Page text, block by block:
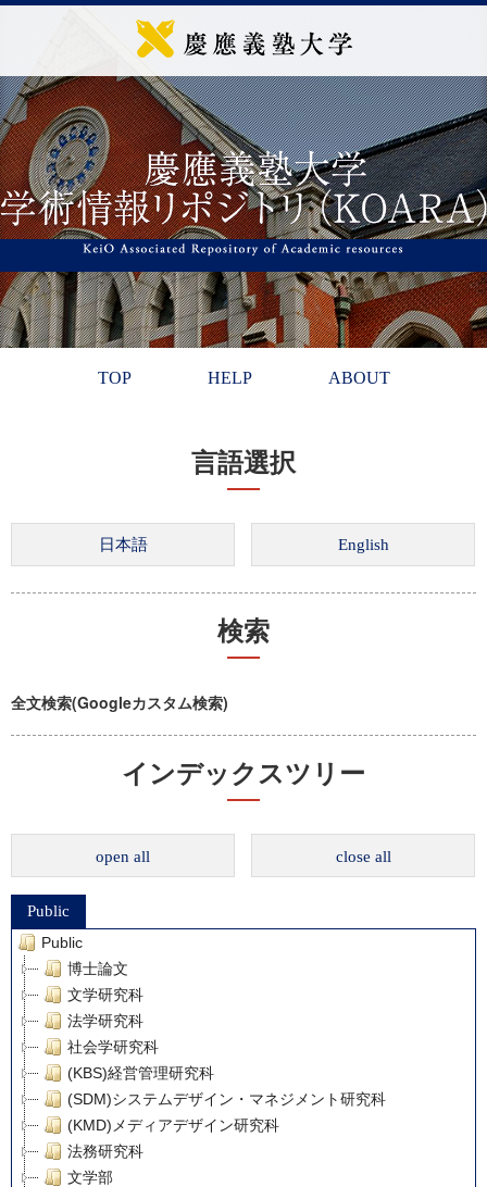
TOP HELP ABOUT
言語選択
検索
全文検索(Googleカスタム検索)
インデックスツリー
open all close all
Public
Public
博士論文
文学研究科
法学研究科
社会学研究科
(KBS)経営管理研究科
(SDM)システムデザイン・マネジメント研究科
(KMD)メディアデザイン研究科
法務研究科
文学部